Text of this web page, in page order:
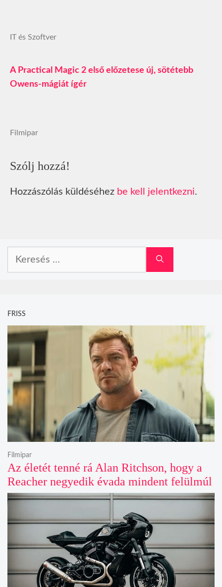
IT és Szoftver
A Practical Magic 2 első előzetese új, sötétebb
Owens-mágiát ígér
Filmipar
Szólj hozzá!
Hozzászólás küldéséhez be kell jelentkezni.
FRISS
Az életét tenné rá Alan Ritchson, hogy a
Reacher negyedik évada mindent felülmúl
Filmipar